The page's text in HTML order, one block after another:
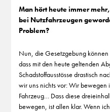
Man hört heute immer
bei Nutzfahrzeugen
Problem?
Nun, die Gesetzgebung können
dass mit den heute geltenden
Schadstoffausstösse drastisch
wir uns nichts vor: Wir
Fahrzeug… Dass diese
bewegen, ist allen klar. Wenn